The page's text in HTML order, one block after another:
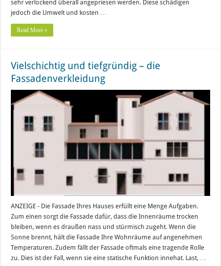
sehr verlockend überall angepriesen werden. Diese schädigen
jedoch die Umwelt und kosten …
Read More »
Vielschichtig und tiefgründig – die
Fassadenverkleidung
ANZEIGE - Die Fassade Ihres Hauses erfüllt eine Menge Aufgaben.
Zum einen sorgt die Fassade dafür, dass die Innenräume trocken
bleiben, wenn es draußen nass und stürmisch zugeht. Wenn die
Sonne brennt, hält die Fassade Ihre Wohnräume auf angenehmen
Temperaturen. Zudem fällt der Fassade oftmals eine tragende Rolle
zu. Dies ist der Fall, wenn sie eine statische Funktion innehat. Last, …